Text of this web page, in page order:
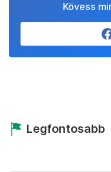
Kövess
Legfontosabb